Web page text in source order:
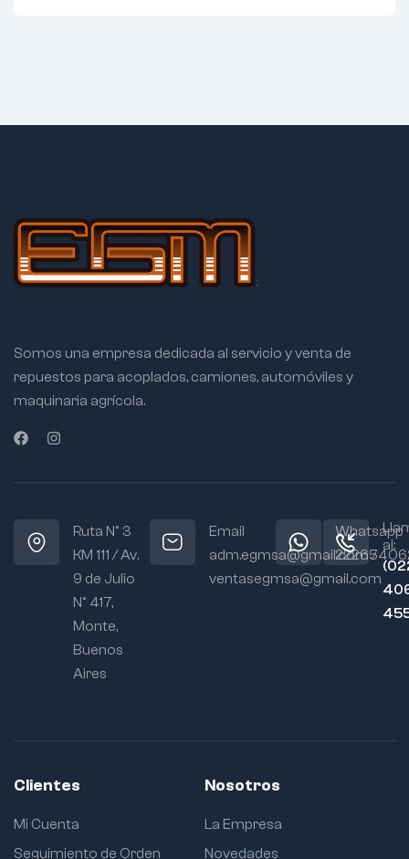
Somos una empresa dedicada al servicio y venta de
repuestos para acoplados, camiones, automóviles y
maquinaria agrícola.
Ruta N° 3
KM 111 / Av.
9 de Julio
N° 417,
Monte,
Buenos
Aires
Email
adm.egmsa@gmail.com /
ventasegmsa@gmail.com
Whatsapp
al:
Clientes
Mi Cuenta
Seguimiento de Orden
Nosotros
La Empresa
Novedades